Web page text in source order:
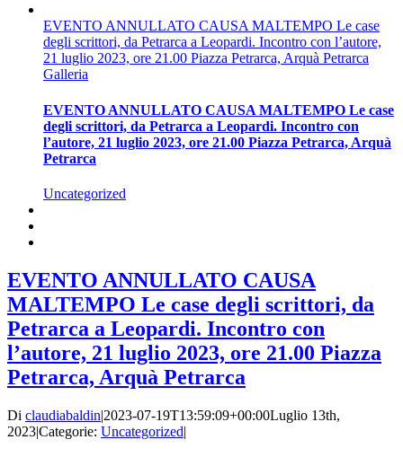
EVENTO ANNULLATO CAUSA MALTEMPO Le case
degli scrittori, da Petrarca a Leopardi. Incontro con l’autore,
21 luglio 2023, ore 21.00 Piazza Petrarca, Arquà Petrarca
Galleria
EVENTO ANNULLATO CAUSA MALTEMPO Le case
degli scrittori, da Petrarca a Leopardi. Incontro con
l’autore, 21 luglio 2023, ore 21.00 Piazza Petrarca, Arquà
Petrarca
Uncategorized
EVENTO ANNULLATO CAUSA
MALTEMPO Le case degli scrittori, da
Petrarca a Leopardi. Incontro con
l’autore, 21 luglio 2023, ore 21.00 Piazza
Petrarca, Arquà Petrarca
Di claudiabaldin|2023-07-19T13:59:09+00:00Luglio 13th,
2023|Categorie: Uncategorized|